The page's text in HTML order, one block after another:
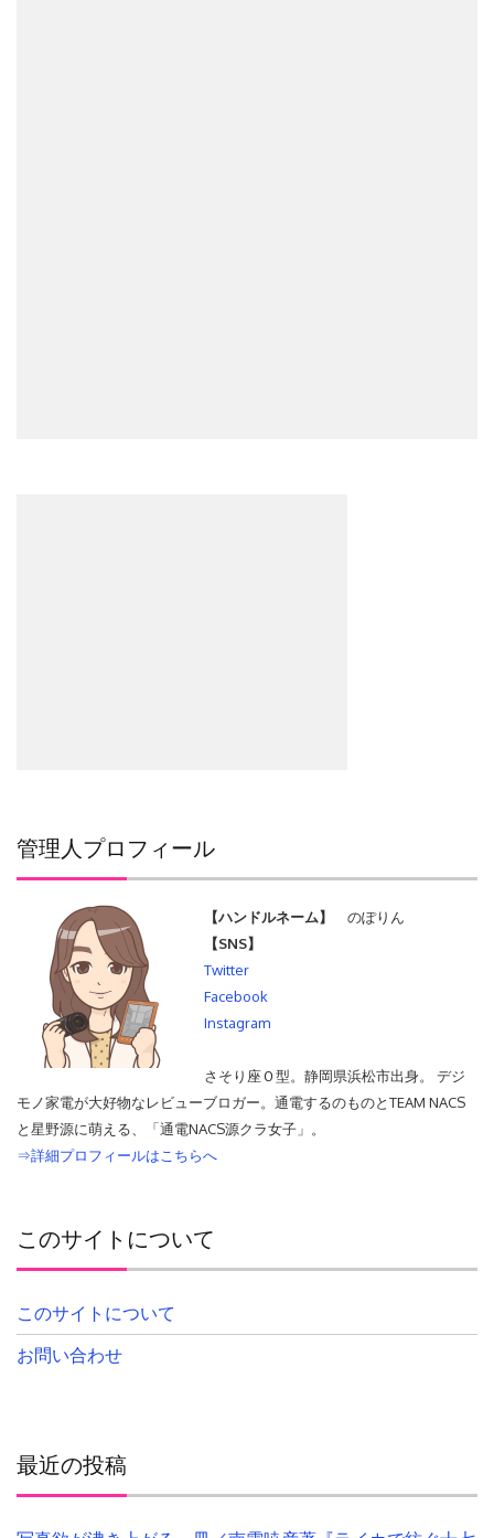
管理人プロフィール
【ハンドルネーム】
のぽりん
【SNS】
Twitter
Facebook
Instagram
さそり座Ｏ型。静岡県浜松市出身。 デジ
モノ家電が大好物なレビューブロガー。通電するのものとTEAM NACS
と星野源に萌える、「通電NACS源クラ女子」。
⇒詳細プロフィールはこちらへ
このサイトについて
このサイトについて
お問い合わせ
最近の投稿